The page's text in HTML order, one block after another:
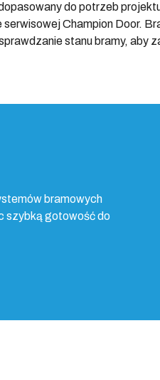
do potrzeb
serwisowej Champion Door.
stanu bramy, aby
bramowych
szybką gotowość do